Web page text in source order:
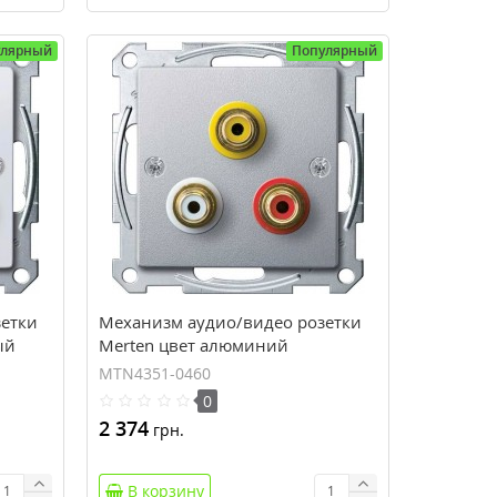
Популярный
Механизм аудио/видео розетки
Merten цвет алюминий
(MTN4351-0460)
MTN4351-0460
0
2 374 грн.
В корзину